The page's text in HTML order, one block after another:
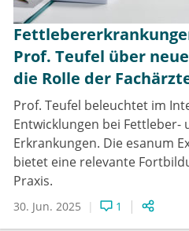
Prof. Teufel über
die Rolle der
Prof. Teufel beleuchtet im
Entwicklungen bei Fettleber-
Erkrankungen. Die esanum
bietet eine relevante
Praxis.
30. Jun. 2025 1